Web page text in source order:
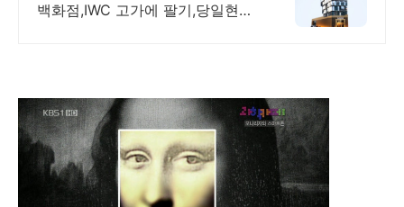
백화점,IWC 고가에 팔기,당일현금